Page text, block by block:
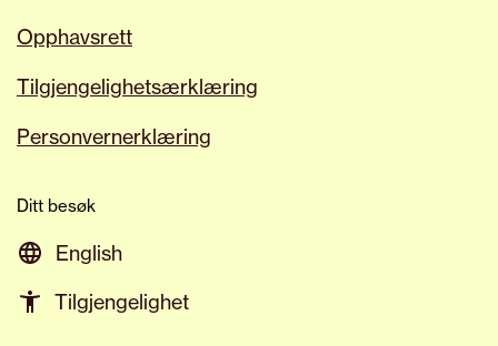
Opphavsrett
Tilgjengelighetsærklæring
Personvernerklæring
Ditt besøk
English
Tilgjengelighet